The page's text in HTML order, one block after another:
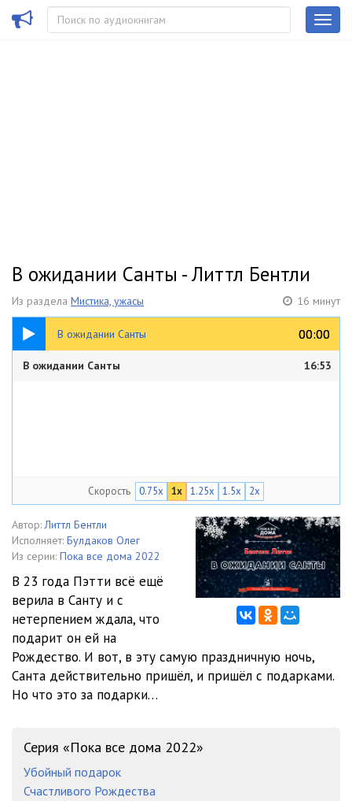
В ожидании Санты - Литтл Бентли
Из раздела Мистика, ужасы 16 минут
В ожидании Санты 00:00
00:00
16:53
В ожидании Санты 16:53
Скорость 0.75x 1x 1.25x 1.5x 2x
Автор: Литтл Бентли
Исполняет: Булдаков Олег
Из серии: Пока все дома 2022
В 23 года Пэтти всё ещё
верила в Санту и с
нетерпением ждала, что
подарит он ей на
Рождество. И вот, в эту самую праздничную ночь,
Санта действительно пришёл, и пришёл с подарками.
Но что это за подарки…
Серия «Пока все дома 2022»
Убойный подарок
Счастливого Рождества